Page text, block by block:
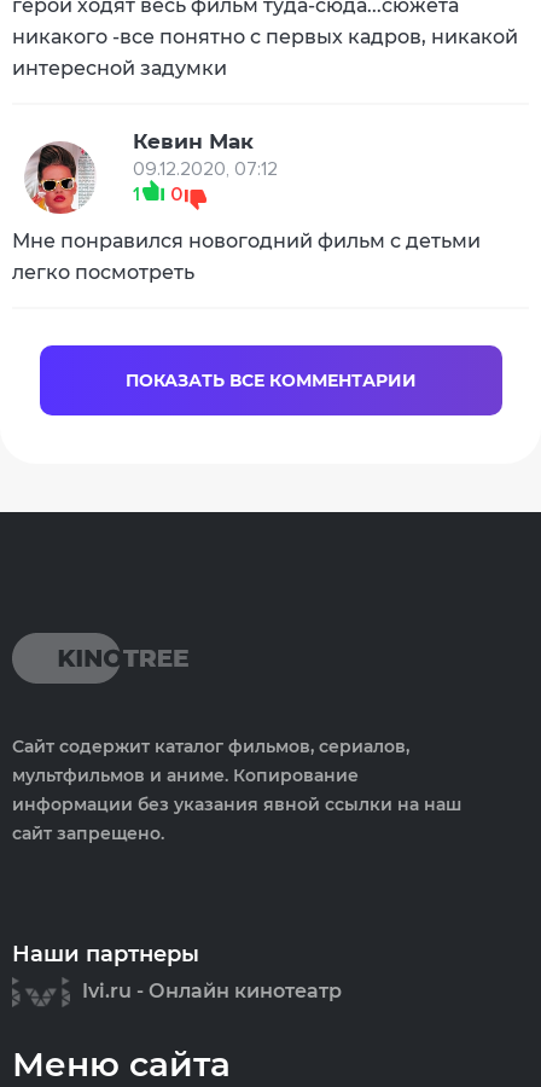
герои ходят весь фильм туда-сюда...сюжета
никакого -все понятно с первых кадров, никакой
интересной задумки
Кевин Мак
09.12.2020, 07:12
1
0
Мне понравился новогодний фильм с детьми
легко посмотреть
ПОКАЗАТЬ ВСЕ КОММЕНТАРИИ
Сайт содержит каталог фильмов, сериалов,
мультфильмов и аниме. Копирование
информации без указания явной ссылки на наш
сайт запрещено.
Наши партнеры
Ivi.ru - Онлайн кинотеатр
Меню сайта